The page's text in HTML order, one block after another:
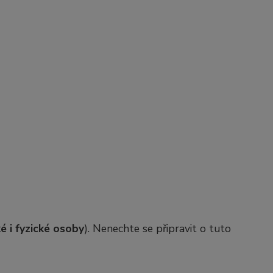
i fyzické osoby). Nenechte se připravit o tuto